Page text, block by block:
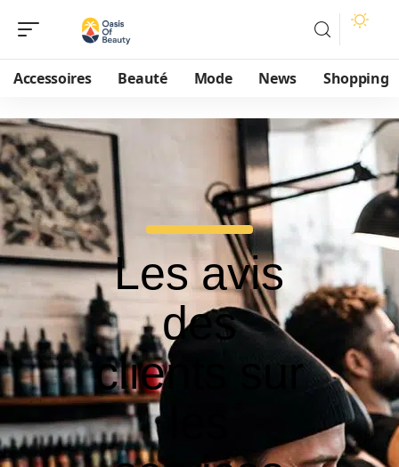
Accessoires Beauté Mode News Shopping
Les avis
des
clients sur